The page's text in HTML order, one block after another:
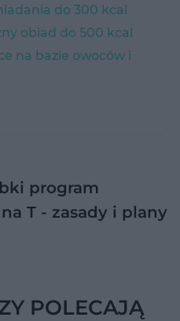
do 300 kcal
obiad do 500 kcal
na bazie owoców i
program
T - zasady i plany
POLECAJĄ